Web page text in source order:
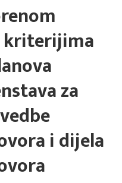
kriterijima
za
i dijela